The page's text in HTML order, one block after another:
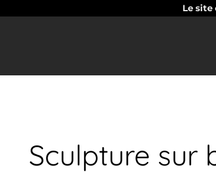
Le site
Sculpture sur